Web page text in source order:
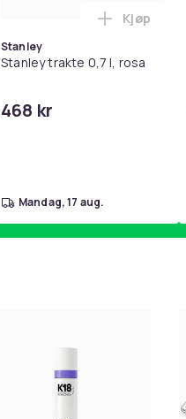
yoga og
QC 2 AE 2, AE 2i, AE 2w,
AG10 / LR1130 / LR54 / 189
Stanley
Stanley trakte 0,7 l, rosa
468 kr
Legg
Kjøp
mandag, 17 aug.